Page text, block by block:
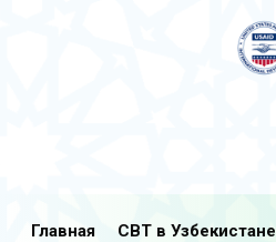
Главная CBT в Узбекистане